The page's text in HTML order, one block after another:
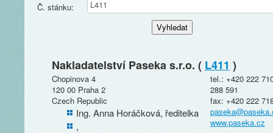
Č. stánku:
Nakladatelství Paseka s.r.o. ( L411 )
Chopinova 4
120 00 Praha 2
Czech Republic
Ing. Anna Horáčková, ředitelka
,
tel.: +420 222
288 591
fax: +420 222
www.paseka.cz